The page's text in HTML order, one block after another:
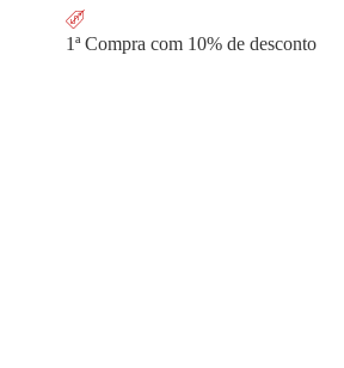
1ª Compra com 10% de desconto